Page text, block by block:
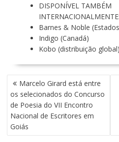
DISPONÍVEL TAMBÉM
INTERNACIONALMENTE:
Barnes & Noble
Indigo (Canadá)
Kobo (distribuição
N
A
V
G
A
Marcelo Girard está entre
os selecionados do Concurso
de Poesia do VII Encontro
Nacional de Escritores em
Goiás